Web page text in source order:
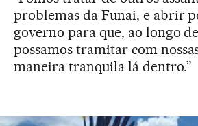
problemas da Funai, e abrir
governo para que, ao longo
possamos tramitar com
maneira tranquila lá dentro.”